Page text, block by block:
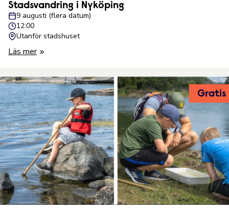
Stadsvandring i Nyköping
9 augusti (flera datum)
12:00
Utanför stadshuset
Läs mer
Gratis